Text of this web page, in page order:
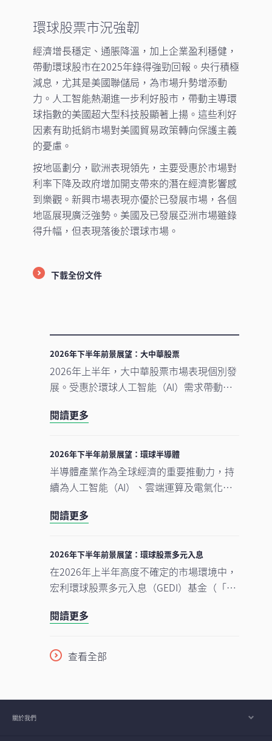
環球股票市況強韌
經濟增長穩定、通脹降溫，加上企業盈利穩健，
帶動環球股市在2025年錄得強勁回報。央行積極
減息，尤其是美國聯儲局，為市場升勢增添動
力。人工智能熱潮進一步利好股市，帶動主導環
球指數的美國超大型科技股顯著上揚。這些利好
因素有助抵銷市場對美國貿易政策轉向保護主義
的憂慮。
按地區劃分，歐洲表現領先，主要受惠於市場對
利率下降及政府增加開支帶來的潛在經濟影響感
到樂觀。新興市場表現亦優於已發展市場，各個
地區展現廣泛強勢。美國及已發展亞洲市場雖錄
得升幅，但表現落後於環球市場。
下載全份文件
2026年下半年前景展望：大中華股票
2026年上半年，大中華股票市場表現個別發
展。受惠於環球人工智能（AI）需求帶動科
指數錄得顯著升幅。另一方面，MSCI明晟中
下商業補貼增加，以及AI資本開支上升所拖
累，但我們認為相關因素已反映於市場價格
中。在今次下半年展望中，我們將重點分析
推動中國及香港股票市場於2026年下半年表
現的五大利好因素。此外，投資團隊亦闡釋
閱讀更多
2026年下半年前景展望：環球半導體
半導體產業作為全球經濟的重要推動力，持
續為人工智能（AI）、雲端運算及電氣化等
早前的觀點中提及，半導體是一個由結構性
統。隨著行業於2026年上半年錄得亮麗表
現，我們對後市展望仍然正面，認為在盈利
增長強勁、資本投資持續增加，以及企業AI
使用率仍處於起步階段的支持下，行業升勢
有望延續至2026年下半年，並進一步推進至
閱讀更多
2026年下半年前景展望：環球股票多元入息
在2026年上半年高度不確定的市場環境中，
宏利環球股票多元入息（GEDI）基金（「本
動性。此成果主要來自本基金的四大投資支
元分散配置增長型、價值型及收益型股票。
在《2026年下半年展望》中，亞洲區多元資
闡釋了本基金的獨特架構，如何在市場周期
閱讀更多
查看全部
關於我們